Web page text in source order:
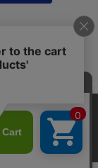
採用情報
ンナップでご紹介！
カー直営ストア
承諾する